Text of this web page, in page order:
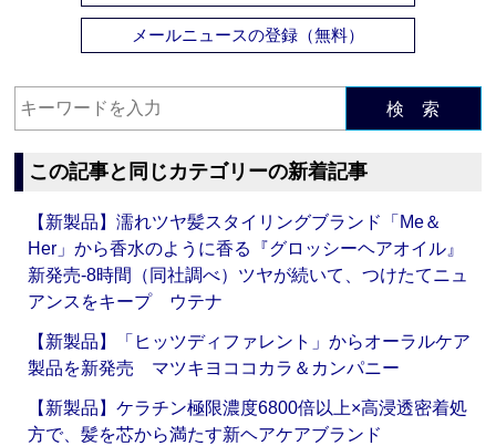
メールニュースの登録（無料）
検 索
この記事と同じカテゴリーの新着記事
【新製品】濡れツヤ髪スタイリングブランド「Me＆
Her」から香水のように香る『グロッシーヘアオイル』
新発売‐8時間（同社調べ）ツヤが続いて、つけたてニュ
アンスをキープ ウテナ
【新製品】「ヒッツディファレント」からオーラルケア
製品を新発売 マツキヨココカラ＆カンパニー
【新製品】ケラチン極限濃度6800倍以上×高浸透密着処
方で、髪を芯から満たす新ヘアケアブランド